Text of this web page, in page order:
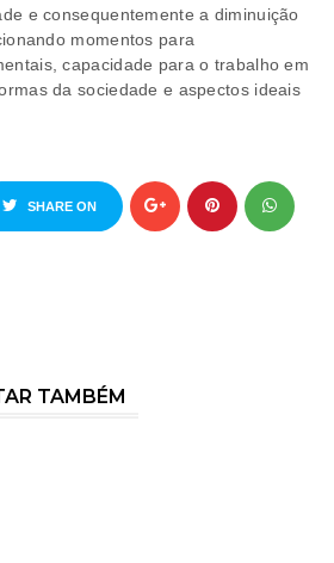
e consequentemente a diminuição
momentos para
capacidade para o trabalho em
da sociedade e aspectos ideais
SHARE ON
TAMBÉM